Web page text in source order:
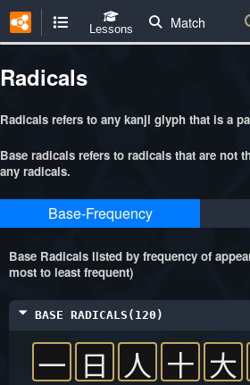
Lessons Match
Radicals
Radicals refers to any kanji glyph that is a
Base radicals refers to radicals that are not
any radicals.
Base-Frequency
Base Radicals listed by frequency of
most to least frequent)
BASE RADICALS(120)
一 日 人 十 大